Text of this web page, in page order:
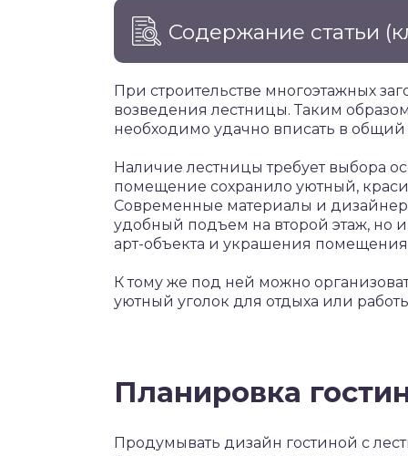
Содержание статьи
При строительстве многоэтажных
возведения лестницы. Таким
необходимо удачно вписать в общий
Наличие лестницы требует выбора
помещение сохранило уютный,
Современные материалы и
удобный подъем на второй этаж, но
арт-объекта и украшения
К тому же под ней можно
уютный уголок для отдыха или
Планировка
Продумывать дизайн гостиной с